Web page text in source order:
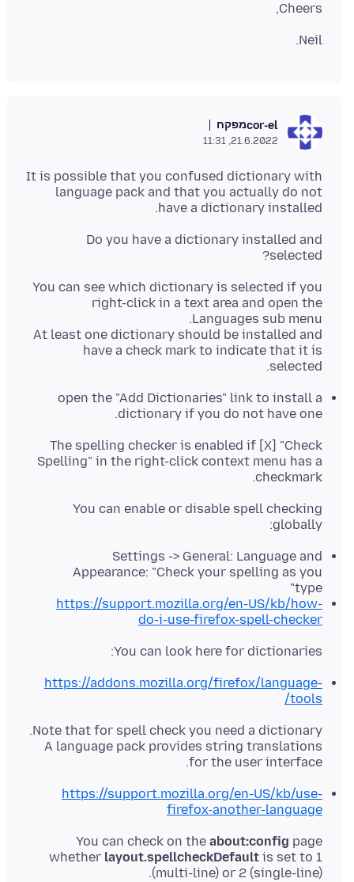
Cheers,
Neil.
cor-elמפקח
21.6.2022, 11:31
It is possible that you confused dictionary with
language pack and that you actually do not
have a dictionary installed.
Do you have a dictionary installed and
selected?
You can see which dictionary is selected if you
right-click in a text area and open the
At least one dictionary should be installed and
have a check mark to indicate that it is
selected.
open the "Add Dictionaries" link to install a
dictionary if you do not have one.
The spelling checker is enabled if [X] "Check
Spelling" in the right-click context menu has a
checkmark.
You can enable or disable spell checking
globally:
Settings -> General: Language and
Appearance: "Check your spelling as you
type"
https://support.mozilla.org/en-US/kb/how-
do-i-use-firefox-spell-checker
You can look here for dictionaries:
https://addons.mozilla.org/firefox/language-
tools/
A language pack provides string translations
for the user interface.
https://support.mozilla.org/en-US/kb/use-
firefox-another-language
You can check on the about:config page
whether layout.spellcheckDefault is set to 1
(multi-line) or 2 (single-line).